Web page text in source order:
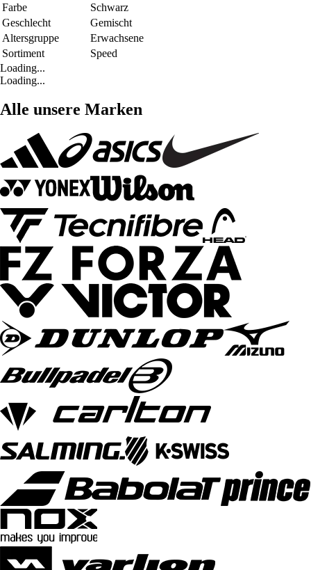
Farbe
Schwarz
Geschlecht
Gemischt
Altersgruppe
Erwachsene
Sortiment
Speed
Loading...
Loading...
Alle unsere Marken